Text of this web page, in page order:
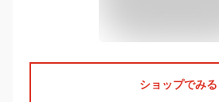
ショップでみる